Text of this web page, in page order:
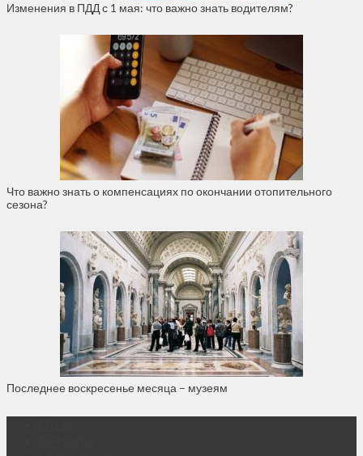
Изменения в ПДД с 1 мая: что важно знать водителям?
Что важно знать о компенсациях по окончании отопительного
сезона?
Последнее воскресенье месяца – музеям